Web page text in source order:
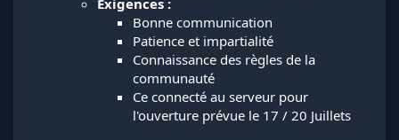
Bonne communication
Patience et impartialité
Connaissance des règles de la
communauté
Ce connecté au serveur pour
l'ouverture prévue le 17 / 20 Juillets